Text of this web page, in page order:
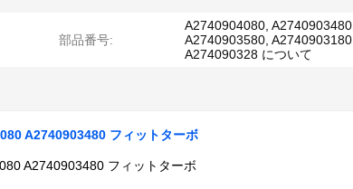
部品番号:
A2740904080, A2740903480,
A2740903580, A2740903180,
A274090328 について
A2740903480 フィットターボ
A2740903480 フィットターボ